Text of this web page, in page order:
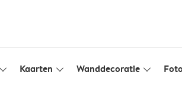
slim_arrow_down Kaarten slim_arrow_down Wanddecoratie slim_arrow_down